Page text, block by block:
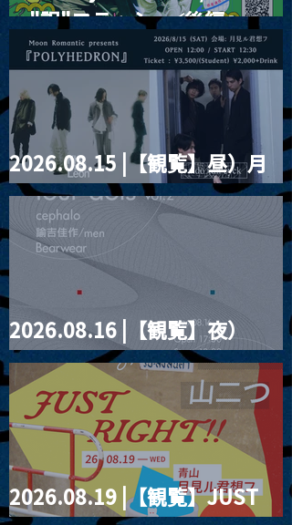
ー"訳"フラッシュ⚡️後編』
2026.08.15 |【観覧】昼）月
見ルpre.『POLYHEDRON』
2026.08.16 |【観覧】夜）
four dots vol.2
2026.08.19 |【観覧】JUST